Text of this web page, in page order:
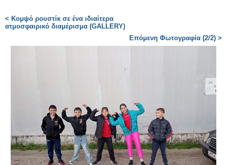
< Κομψό ρουστίκ σε ένα ιδιαίτερα
ατμοσφαιρικό διαμέρισμα (GALLERY)
Επόμενη Φωτογραφία (2/2) >